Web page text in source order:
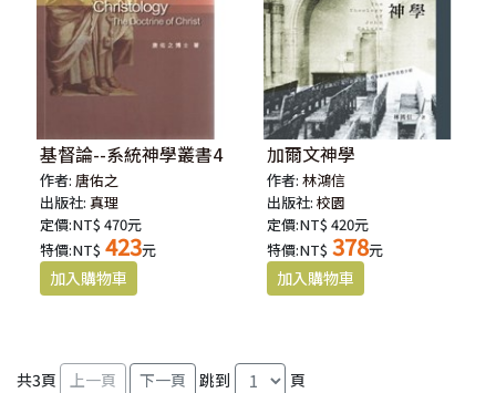
基督論--系統神學叢書4
作者:唐佑之
出版社:真理
定價:NT$ 470元
特價:NT$ 423元
加爾文神學
作者:林鴻信
出版社:校園
定價:NT$ 420元
特價:NT$ 378元
共3頁 跳到 頁